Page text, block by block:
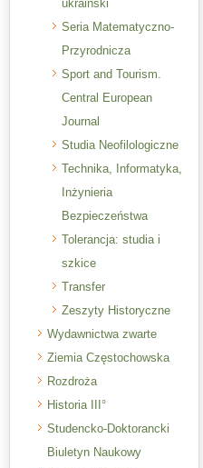
ukraiński
Seria Matematyczno-
Przyrodnicza
Sport and Tourism.
Central European
Journal
Studia Neofilologiczne
Technika, Informatyka,
Inżynieria
Bezpieczeństwa
Tolerancja: studia i
szkice
Transfer
Zeszyty Historyczne
Wydawnictwa zwarte
Ziemia Częstochowska
Rozdroża
Historia III°
Studencko-Doktorancki
Biuletyn Naukowy